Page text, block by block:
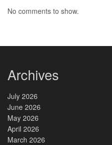
No comments to show.
Archives
July 2026
June 2026
May 2026
April 2026
March 2026